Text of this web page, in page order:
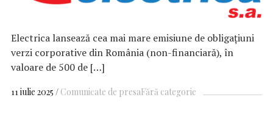
Electrica lansează cea mai mare emisiune de obligaţiuni
verzi corporative din România (non-financiară), în
valoare de 500 de […]
11 iulie 2025 Comunicate de presaFără categorie